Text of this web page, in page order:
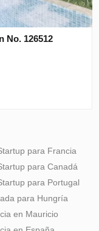
No. 126512
para Francia
para Canadá
para Portugal
para Hungría
en Mauricio